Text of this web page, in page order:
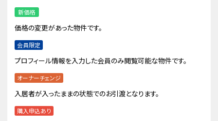
新価格
価格の変更があった物件です。
会員限定
プロフィール情報を入力した会員のみ閲覧可能な物件です。
オーナーチェンジ
入居者が入ったままの状態でのお引渡となります。
購入申込あり